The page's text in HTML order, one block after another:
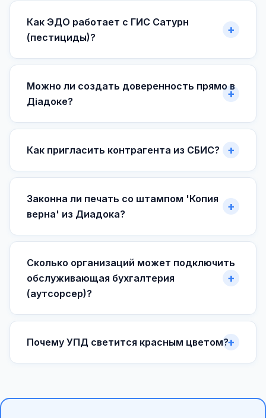
Как ЭДО работает с ГИС Сатурн
(пестициды)?
Можно ли создать доверенность прямо в
Діадоке?
Как пригласить контрагента из СБИС?
Законна ли печать со штампом 'Копия
верна' из Диадока?
Сколько организаций может подключить
обслуживающая бухгалтерия
(аутсорсер)?
Почему УПД светится красным цветом?